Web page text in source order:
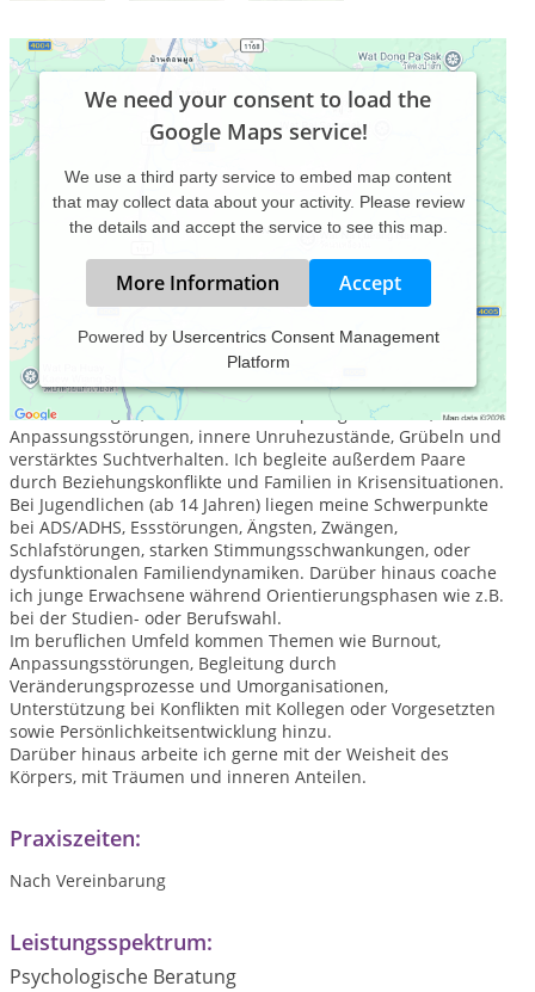
We need your consent to load the
Google Maps service!
We use a third party service to embed map content
that may collect data about your activity. Please review
the details and accept the service to see this map.
More Information Accept
Powered by Usercentrics Consent Management
Platform
Meine Schwerpunkte bei Erwachsenen sind unter anderem
depressive Episoden, Angst- und Zwangsstörungen,
Schlafstörungen, anhaltende Erschöpfungszustände,
Anpassungsstörungen, innere Unruhezustände, Grübeln und
verstärktes Suchtverhalten. Ich begleite außerdem Paare
durch Beziehungskonflikte und Familien in Krisensituationen.
Bei Jugendlichen (ab 14 Jahren) liegen meine Schwerpunkte
bei ADS/ADHS, Essstörungen, Ängsten, Zwängen,
Schlafstörungen, starken Stimmungsschwankungen, oder
dysfunktionalen Familiendynamiken. Darüber hinaus coache
ich junge Erwachsene während Orientierungsphasen wie z.B.
bei der Studien- oder Berufswahl.
Im beruflichen Umfeld kommen Themen wie Burnout,
Anpassungsstörungen, Begleitung durch
Veränderungsprozesse und Umorganisationen,
Unterstützung bei Konflikten mit Kollegen oder Vorgesetzten
sowie Persönlichkeitsentwicklung hinzu.
Darüber hinaus arbeite ich gerne mit der Weisheit des
Körpers, mit Träumen und inneren Anteilen.
Praxiszeiten:
Nach Vereinbarung
Leistungsspektrum:
Psychologische Beratung